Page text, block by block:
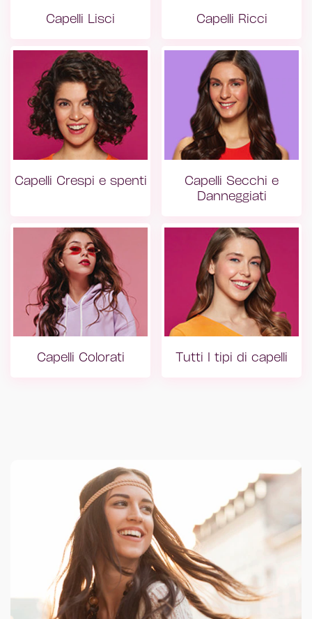
Capelli Lisci Capelli Ricci
Capelli Crespi e spenti
Capelli Secchi e
Danneggiati
Capelli Colorati Tutti I tipi di capelli